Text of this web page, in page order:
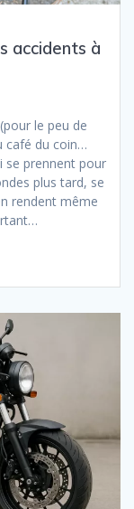
accidents à
le peu de
café du coin…
se prennent pour
plus tard, se
rendent même